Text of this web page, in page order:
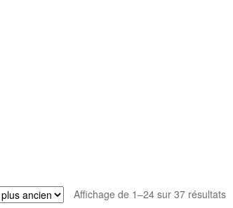
Affichage de 1–24 sur 37 résultats